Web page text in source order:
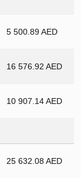
5 500.89 AED
16 576.92 AED
10 907.14 AED
25 632.08 AED